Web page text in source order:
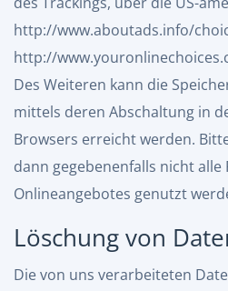
http://www.aboutads.info/
http://
Des Weiteren kann die
mittels deren Abschaltung in
Browsers erreicht werden.
dann gegebenenfalls nicht alle
Onlineangebotes genutzt
Löschung von
Die von uns verarbeiteten